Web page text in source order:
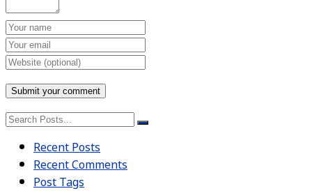
Recent Posts
Recent Comments
Post Tags